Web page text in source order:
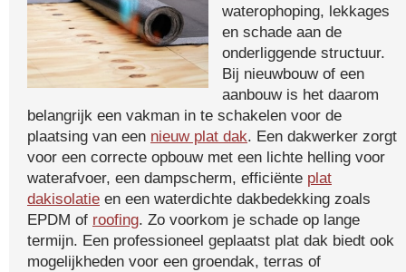
waterophoping, lekkages
en schade aan de
onderliggende structuur.
Bij nieuwbouw of een
aanbouw is het daarom
belangrijk een vakman in te schakelen voor de
plaatsing van een nieuw plat dak. Een dakwerker zorgt
voor een correcte opbouw met een lichte helling voor
waterafvoer, een dampscherm, efficiënte plat
dakisolatie en een waterdichte dakbedekking zoals
EPDM of roofing. Zo voorkom je schade op lange
termijn. Een professioneel geplaatst plat dak biedt ook
mogelijkheden voor een groendak, terras of